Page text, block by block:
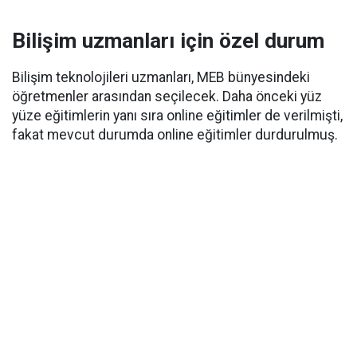
Bilişim uzmanları için özel durum
Bilişim teknolojileri uzmanları, MEB bünyesindeki
öğretmenler arasından seçilecek. Daha önceki yüz
yüze eğitimlerin yanı sıra online eğitimler de verilmişti,
fakat mevcut durumda online eğitimler durdurulmuş.